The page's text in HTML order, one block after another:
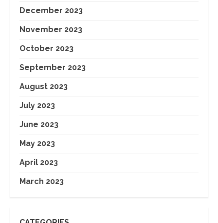
December 2023
November 2023
October 2023
September 2023
August 2023
July 2023
June 2023
May 2023
April 2023
March 2023